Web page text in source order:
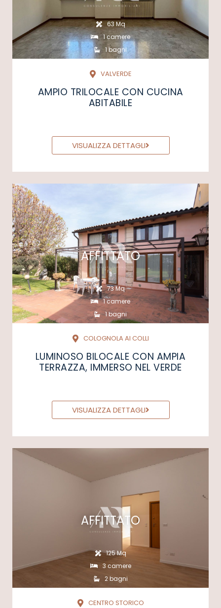
63 Mq
1 camere
1 bagni
VALVERDE
AMPIO TRILOCALE CON CUCINA
ABITABILE
VISUALIZZA DETTAGLI
AFFITTATO
73 Mq
1 camere
1 bagni
COLOGNOLA AI COLLI
LUMINOSO BILOCALE CON AMPIA
TERRAZZA, IMMERSO NEL VERDE
VISUALIZZA DETTAGLI
AFFITTATO
125 Mq
3 camere
2 bagni
CENTRO STORICO